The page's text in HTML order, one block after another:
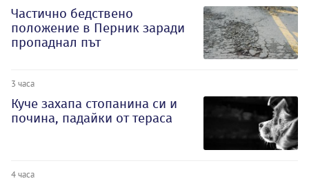
Частично бедствено
положение в Перник заради
пропаднал път
3 часа
Куче захапа стопанина си и
почина, падайки от тераса
4 часа